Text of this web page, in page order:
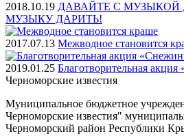
2018.10.19 ДАВАЙТЕ С МУЗЫКОЙ
МУЗЫКУ ДАРИТЬ!
2017.07.13 Межводное становится
2019.01.25 Благотворительная акция
Черноморские известия
Муниципальное бюджетное
Черноморские известия"
Черноморский район Республики